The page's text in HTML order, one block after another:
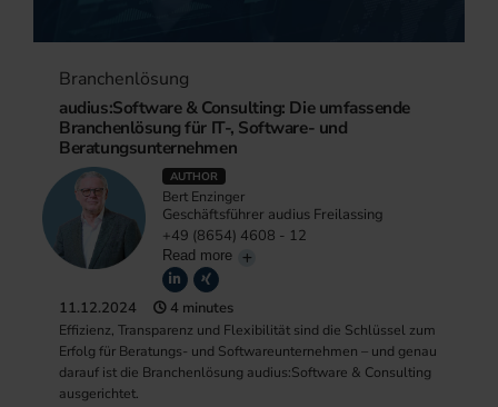
Branchenlösung
audius:Software & Consulting: Die umfassende
Branchenlösung für IT-, Software- und
Beratungsunternehmen
AUTHOR
Bert Enzinger
Geschäftsführer audius Freilassing
+49 (8654) 4608 - 12
Read more
11.12.2024 4 minutes
Effizienz, Transparenz und Flexibilität sind die Schlüssel zum
Erfolg für Beratungs- und Softwareunternehmen – und genau
darauf ist die Branchenlösung audius:Software & Consulting
ausgerichtet.